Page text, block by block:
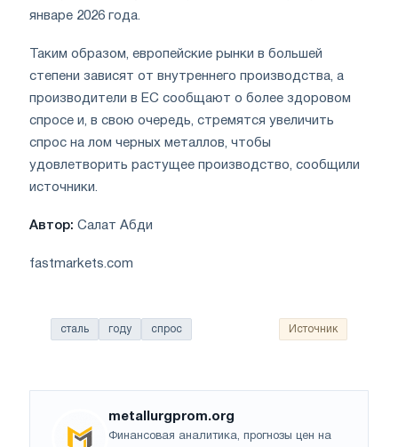
январе 2026 года.
Таким образом, европейские рынки в большей
степени зависят от внутреннего производства, а
производители в ЕС сообщают о более здоровом
спросе и, в свою очередь, стремятся увеличить
спрос на лом черных металлов, чтобы
удовлетворить растущее производство, сообщили
источники.
Автор: Салат Абди
fastmarkets.com
сталь году спрос Источник
metallurgprom.org
Финансовая аналитика, прогнозы цен на